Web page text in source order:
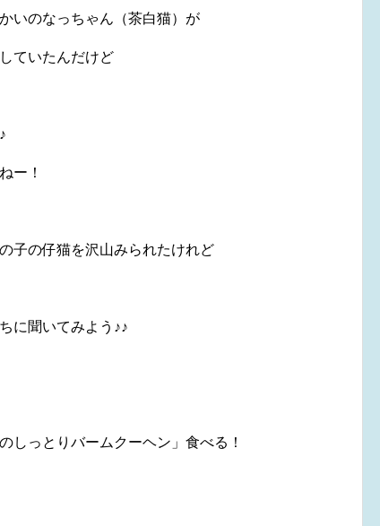
いのなっちゃん（茶白猫）が
ていたんだけど
ー！
子の仔猫を沢山みられたけれど
に聞いてみよう♪♪
しっとりバームクーヘン」食べる！